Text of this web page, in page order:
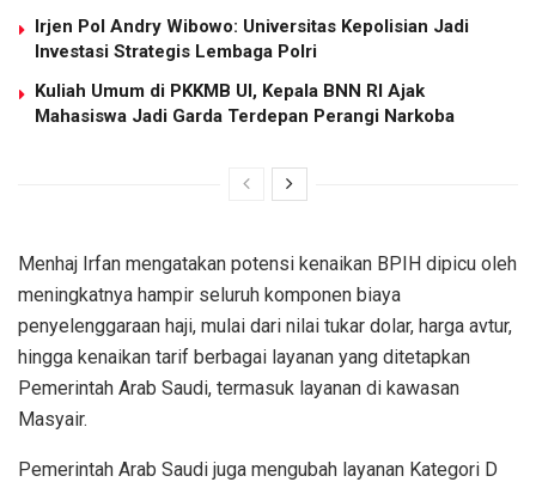
Irjen Pol Andry Wibowo: Universitas Kepolisian Jadi
Investasi Strategis Lembaga Polri
Kuliah Umum di PKKMB UI, Kepala BNN RI Ajak
Mahasiswa Jadi Garda Terdepan Perangi Narkoba
Menhaj Irfan mengatakan potensi kenaikan BPIH dipicu oleh
meningkatnya hampir seluruh komponen biaya
penyelenggaraan haji, mulai dari nilai tukar dolar, harga avtur,
hingga kenaikan tarif berbagai layanan yang ditetapkan
Pemerintah Arab Saudi, termasuk layanan di kawasan
Masyair.
Pemerintah Arab Saudi juga mengubah layanan Kategori D